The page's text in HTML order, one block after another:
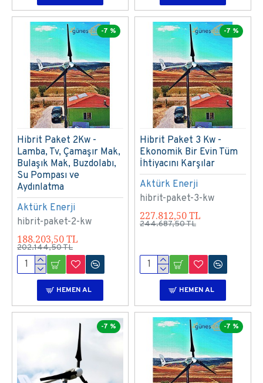
-7 %
Aktürk Enerji
hibrit-paket-2-kw
Hibrit Paket 2Kw -
Lamba, Tv, Çamaşır Mak,
Bulaşık Mak, Buzdolabı,
Su Pompası ve
Aydınlatma
188.203,50 TL
202.144,50 TL
HEMEN AL
-7 %
Aktürk Enerji
hibrit-paket-3-kw
Hibrit Paket 3 Kw -
Ekonomik Bir Evin Tüm
İhtiyacını Karşılar
227.812,50 TL
244.687,50 TL
HEMEN AL
-7 % -7 %